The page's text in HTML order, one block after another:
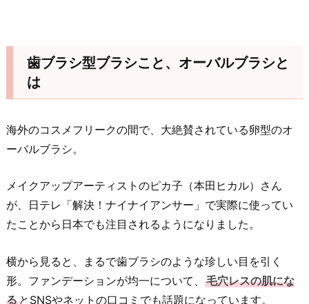
歯ブラシ型ブラシこと、オーバルブラシと
は
海外のコスメフリークの間で、大絶賛されている卵型のオ
ーバルブラシ。
メイクアップアーティストのピカ子（本田ヒカル）さん
が、日テレ「解決！ナイナイアンサー」で実際に使ってい
たことから日本でも注目されるようになりました。
横から見ると、まるで歯ブラシのような珍しい目を引く
形。ファンデーションが均一について、 毛穴レスの肌にな
るとSNSやネットの口コミでも話題になっています。